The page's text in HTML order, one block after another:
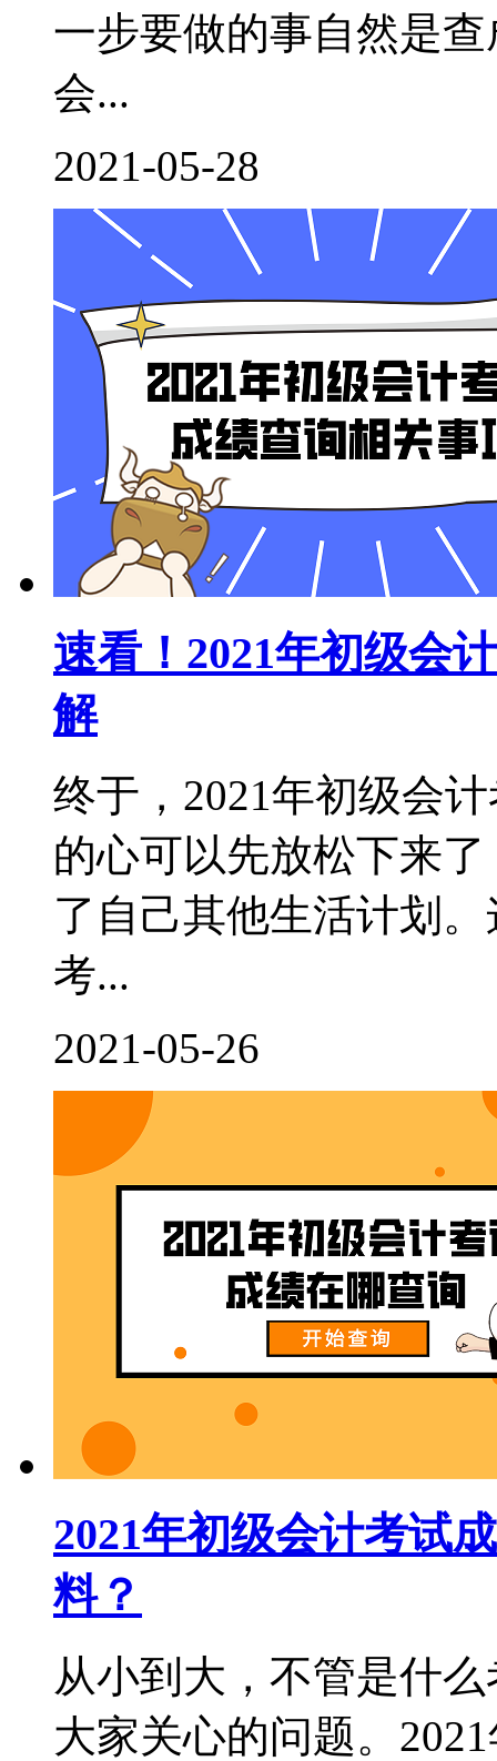
一步要做的事自然是
会...
2021-05-28
速看！2021年初级会
解
终于，2021年初级会
的心可以先放松下来
了自己其他生活计划
考...
2021-05-26
2021年初级会计考试
料？
从小到大，不管是什
大家关心的问题。